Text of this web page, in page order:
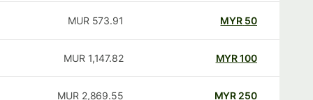
50
MYR
573.91
MUR
100
MYR
1,147.82
MUR
250
MYR
2,869.55
MUR